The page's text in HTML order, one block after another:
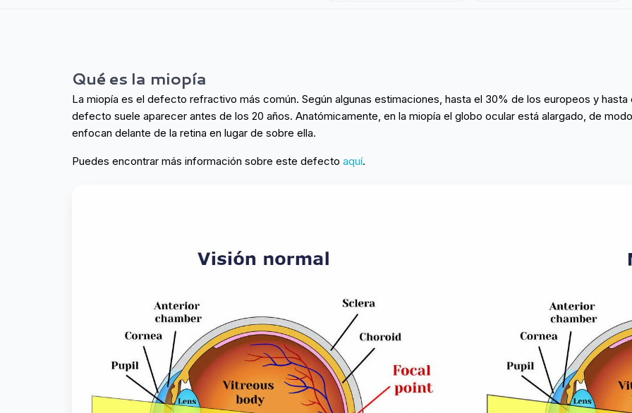
Qué es la miopía
La miopía es el defecto refractivo más común. Según algunas estimaciones, hasta el 30% de los europeos y
defecto suele aparecer antes de los 20 años. Anatómicamente, en la miopía el globo ocular está alargado, de
enfocan delante de la retina en lugar de sobre ella.
Puedes encontrar más información sobre este defecto aquí.